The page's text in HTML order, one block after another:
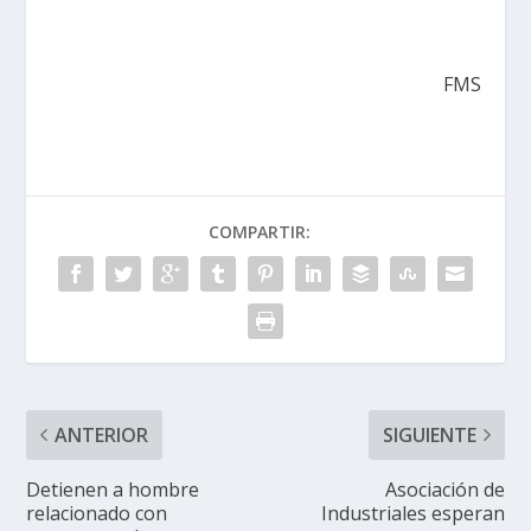
FMS
COMPARTIR:
ANTERIOR
Detienen a hombre
relacionado con
SIGUIENTE
Asociación de
Industriales esperan